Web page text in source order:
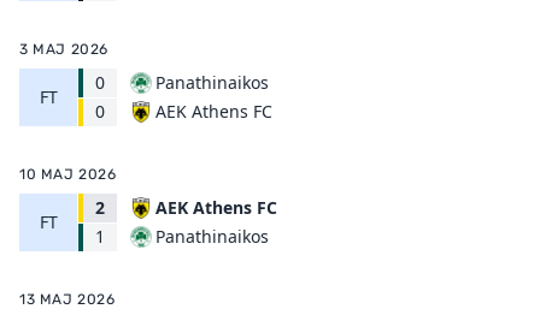
3 MAJ 2026
FT
0
0
Panathinaikos
AEK Athens FC
10 MAJ 2026
FT
2
1
AEK Athens FC
Panathinaikos
13 MAJ 2026